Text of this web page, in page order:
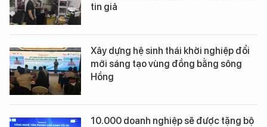
tin giả
Xây dựng hệ sinh thái khởi nghiệp đổi
mới sáng tạo vùng đồng bằng sông
Hồng
10.000 doanh nghiệp sẽ được tặng bộ